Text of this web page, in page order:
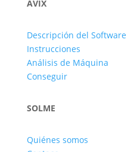
AVIX
Descripción del Software
Instrucciones
Análisis de Máquina
Conseguir
SOLME
Quiénes somos